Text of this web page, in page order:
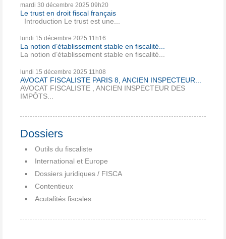
mardi 30 décembre 2025 09h20
Le trust en droit fiscal français
Introduction Le trust est une...
lundi 15 décembre 2025 11h16
La notion d’établissement stable en fiscalité...
La notion d’établissement stable en fiscalité...
lundi 15 décembre 2025 11h08
AVOCAT FISCALISTE PARIS 8, ANCIEN INSPECTEUR...
AVOCAT FISCALISTE , ANCIEN INSPECTEUR DES
IMPÔTS...
Dossiers
Outils du fiscaliste
International et Europe
Dossiers juridiques / FISCA
Contentieux
Acutalités fiscales